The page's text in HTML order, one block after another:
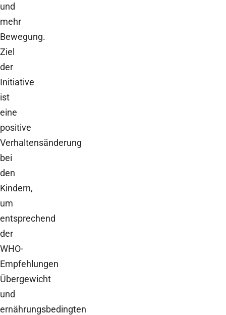
und
mehr
Bewegung.
Ziel
der
Initiative
ist
eine
positive
Verhaltensänderung
bei
den
Kindern,
um
entsprechend
der
WHO-
Empfehlungen
Übergewicht
und
ernährungsbedingten